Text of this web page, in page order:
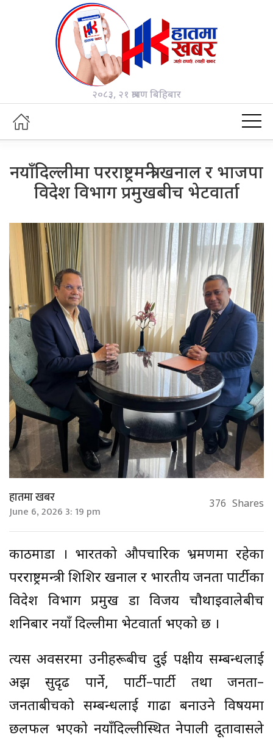
२०८३, २१ श्रावण बिहिबार
नयाँदिल्लीमा परराष्ट्रमन्त्री खनाल र भाजपा
विदेश विभाग प्रमुखबीच भेटवार्ता
हातमा खबर
June 6, 2026 3: 19 pm 376 Shares
काठमाडौँ । भारतको औपचारिक भ्रमणमा रहेका
परराष्ट्रमन्त्री शिशिर खनाल र भारतीय जनता पार्टीका
विदेश विभाग प्रमुख डा विजय चौथाइवालेबीच
शनिबार नयाँ दिल्लीमा भेटवार्ता भएको छ ।
त्यस अवसरमा उनीहरूबीच दुई पक्षीय सम्बन्धलाई
अझ सुदृढ पार्ने, पार्टी–पार्टी तथा जनता–
जनताबीचको सम्बन्धलाई गाढा बनाउने विषयमा
छलफल भएको नयाँदिल्लीस्थित नेपाली दूतावासले